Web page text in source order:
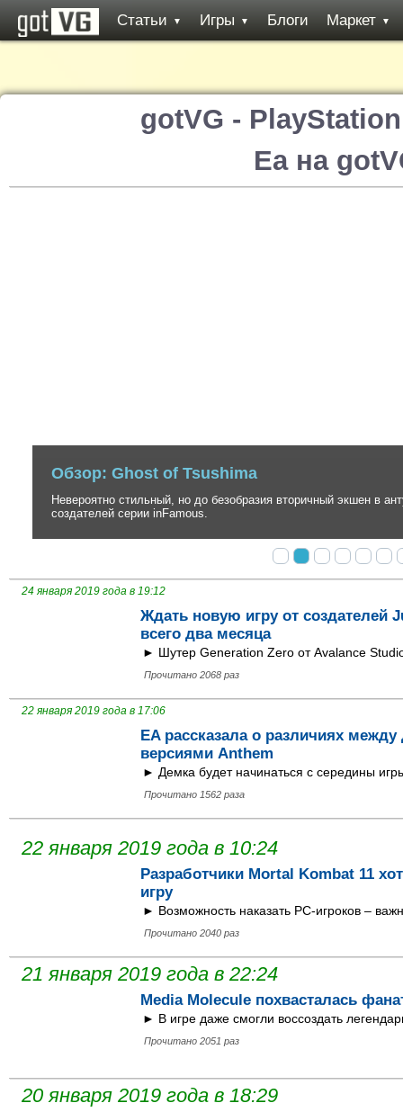
Статьи ▼ Игры ▼ Блоги Маркет ▼
gotVG -
Ea на
Обзор: Ghost of Tsushima
Невероятно стильный, но до безобразия вторичный экшен в
создателей серии inFamous.
24 января 2019 года в 19:12
Ждать новую игру от создателей
всего два месяца
► Шутер Generation Zero от Avalance
Прочитано 2068 раз
22 января 2019 года в 17:06
EA рассказала о различиях
версиями Anthem
► Демка будет начинаться с середины
Прочитано 1562 раза
22 января 2019 года в 10:24
Разработчики Mortal Kombat 11
игру
► Возможность наказать PC-игроков –
Прочитано 2040 раз
21 января 2019 года в 22:24
Media Molecule похвасталась
► В игре даже смогли воссоздать
Прочитано 2051 раз
20 января 2019 года в 18:29